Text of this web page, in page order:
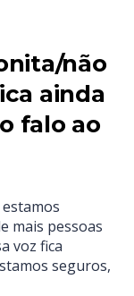
não
ainda
falo ao
mais pessoas
voz fica
seguros,